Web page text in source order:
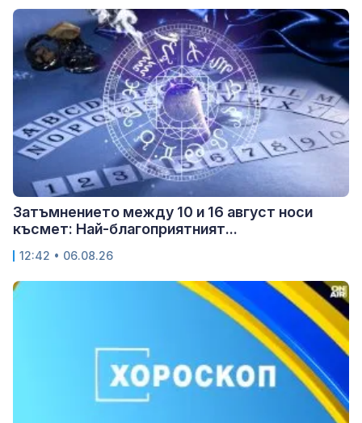
Затъмнението между 10 и 16 август носи
късмет: Най-благоприятният...
12:42 • 06.08.26